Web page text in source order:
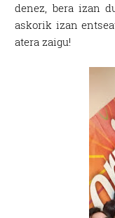
denez, bera izan
askorik izan
atera zaigu!